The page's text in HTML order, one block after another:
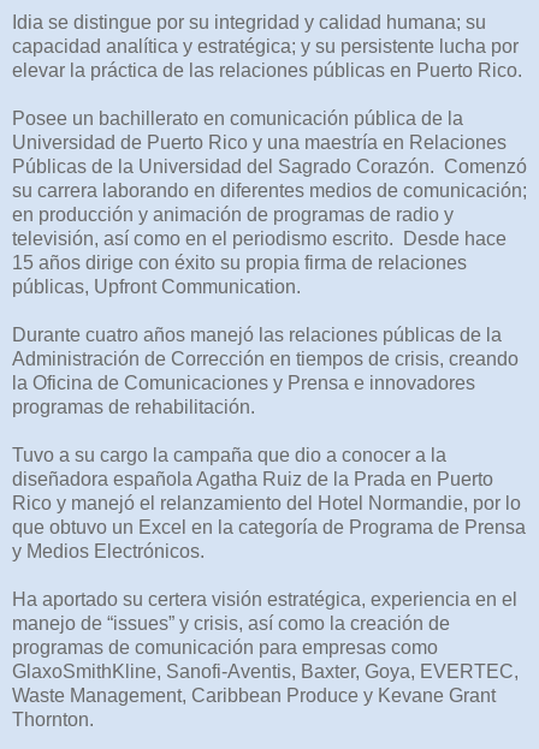
Idia se distingue por su integridad y calidad humana; su
capacidad analítica y estratégica; y su persistente lucha por
elevar la práctica de las relaciones públicas en Puerto Rico.
Posee un bachillerato en comunicación pública de la
Universidad de Puerto Rico y una maestría en Relaciones
Públicas de la Universidad del Sagrado Corazón. Comenzó
su carrera laborando en diferentes medios de comunicación;
en producción y animación de programas de radio y
televisión, así como en el periodismo escrito. Desde hace
15 años dirige con éxito su propia firma de relaciones
públicas, Upfront Communication.
Durante cuatro años manejó las relaciones públicas de la
Administración de Corrección en tiempos de crisis, creando
la Oficina de Comunicaciones y Prensa e innovadores
programas de rehabilitación.
Tuvo a su cargo la campaña que dio a conocer a la
diseñadora española Agatha Ruiz de la Prada en Puerto
Rico y manejó el relanzamiento del Hotel Normandie, por lo
que obtuvo un Excel en la categoría de Programa de Prensa
y Medios Electrónicos.
Ha aportado su certera visión estratégica, experiencia en el
manejo de “issues” y crisis, así como la creación de
programas de comunicación para empresas como
GlaxoSmithKline, Sanofi-Aventis, Baxter, Goya, EVERTEC,
Waste Management, Caribbean Produce y Kevane Grant
Thornton.